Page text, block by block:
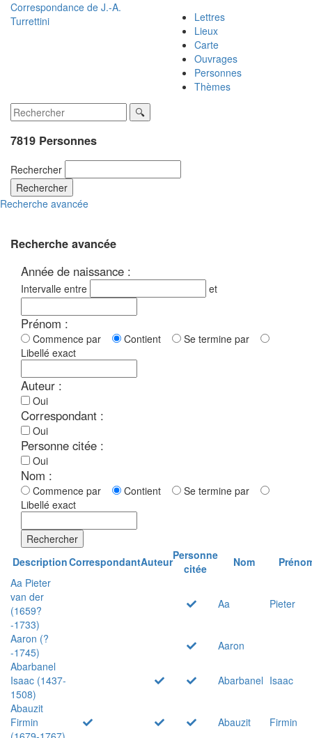
Correspondance de J.-A.
Turrettini
Lettres
Lieux
Carte
Ouvrages
Personnes
Thèmes
7819 Personnes
Rechercher
Rechercher
Recherche avancée
Recherche avancée
Année de naissance :
Intervalle entre et
Prénom :
Commence par Contient
Se termine par
Libellé exact
Auteur :
Oui
Correspondant :
Oui
Personne citée :
Oui
Nom :
Commence par Contient
Se termine par
Libellé exact
Rechercher
DescriptionCorrespondantAuteurPersonne
citée
Nom
Aa Pieter
van der
(1659?
-1733)
Aa Pieter
Aaron (?
-1745)
Aaron
Abarbanel
Isaac (1437-
1508)
Abarbanel Isaac
Abauzit
Firmin
Abauzit
Firmin